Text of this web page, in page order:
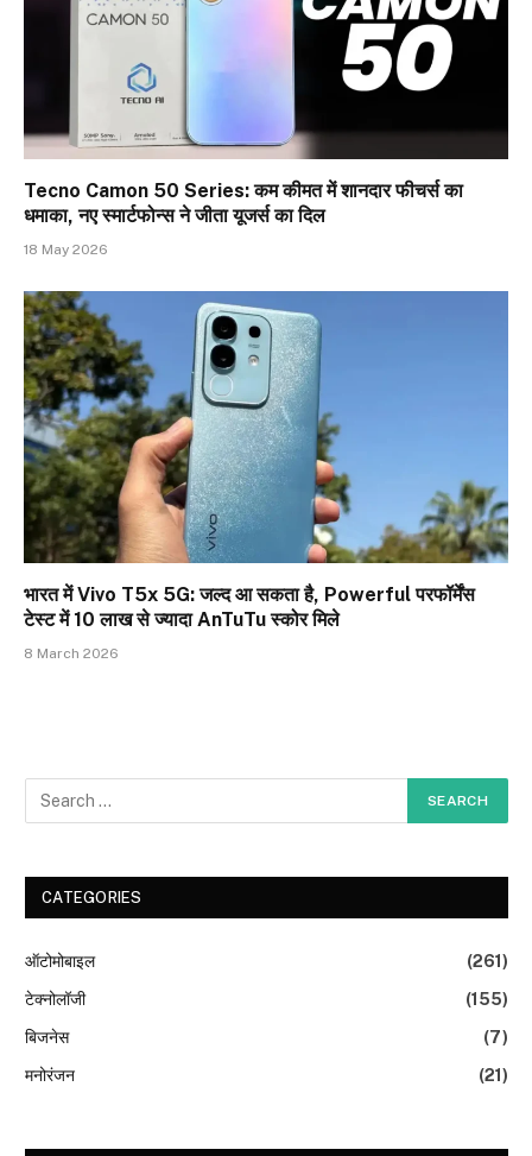
Tecno Camon 50 Series: कम कीमत में शानदार फीचर्स का
धमाका, नए स्मार्टफोन्स ने जीता यूजर्स का दिल
18 May 2026
भारत में Vivo T5x 5G: जल्द आ सकता है, Powerful परफॉर्मेंस
टेस्ट में 10 लाख से ज्यादा AnTuTu स्कोर मिले
8 March 2026
CATEGORIES
ऑटोमोबाइल
(261)
टेक्नोलॉजी
(155)
बिजनेस
(7)
मनोरंजन
(21)